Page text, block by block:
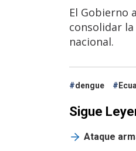
El Gobierno
consolidar
nacional.
dengue
Sigue
Ataque